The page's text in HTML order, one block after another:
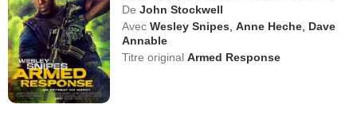
De John Stockwell
Avec Wesley Snipes ,Anne Heche Dave
Annable
Titre originalArmed Response